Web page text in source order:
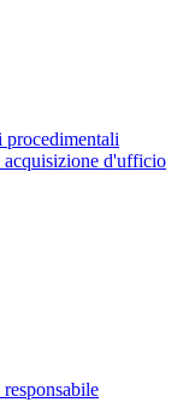
d'ufficio